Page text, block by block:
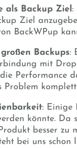
als Backup Ziel:
Ziel
BackWPup
Backups:
mit
Performance
Problem
: Einige
könnte. Da
besser zu
bei uns